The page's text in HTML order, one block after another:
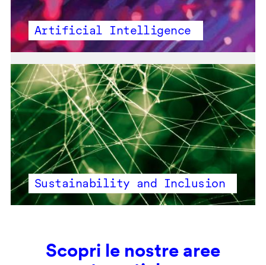
Artificial Intelligence
Sustainability and Inclusion
Scopri le nostre aree